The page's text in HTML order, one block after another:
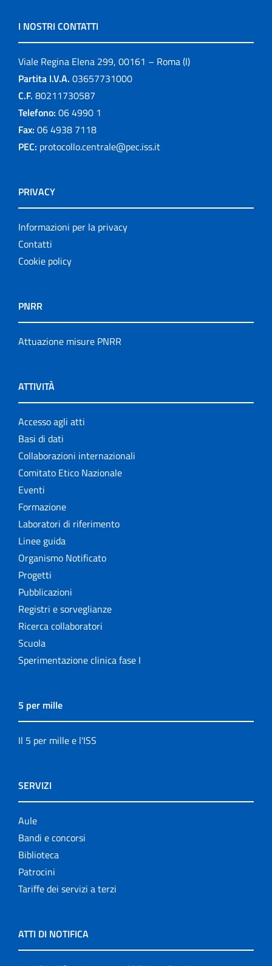
I NOSTRI CONTATTI
Viale Regina Elena 299, 00161 – Roma (I)
Partita I.V.A. 03657731000
C.F. 80211730587
Telefono: 06 4990 1
Fax: 06 4938 7118
PEC: protocollo.centrale@pec.iss.it
PRIVACY
Informazioni per la privacy
Contatti
Cookie policy
PNRR
Attuazione misure PNRR
ATTIVITÀ
Accesso agli atti
Basi di dati
Collaborazioni internazionali
Comitato Etico Nazionale
Eventi
Formazione
Laboratori di riferimento
Linee guida
Organismo Notificato
Progetti
Pubblicazioni
Registri e sorveglianze
Ricerca collaboratori
Scuola
Sperimentazione clinica fase I
5 per mille
Il 5 per mille e l'ISS
SERVIZI
Aule
Bandi e concorsi
Biblioteca
Patrocini
Tariffe dei servizi a terzi
ATTI DI NOTIFICA